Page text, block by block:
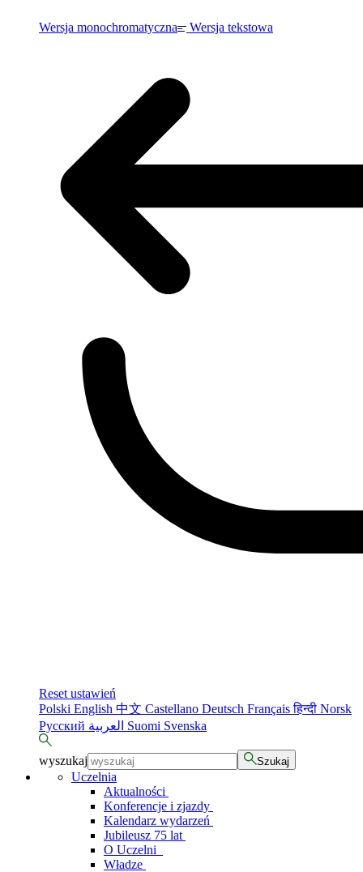
Wersja monochromatyczna Wersja tekstowa
Reset ustawień
Polski English 中文 Castellano Deutsch Françaisहिन्दी Norsk
Русский
Suomi Svenska
wyszukaj Szukaj
Uczelnia
Aktualności
Konferencje i zjazdy
Kalendarz wydarzeń
Jubileusz 75 lat
O Uczelni
Władze